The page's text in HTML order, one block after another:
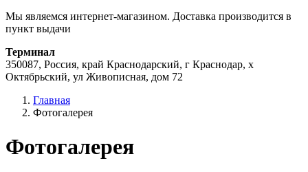
Мы являемся интернет-магазином. Доставка производится в
пункт выдачи
Терминал
350087, Россия, край Краснодарский, г Краснодар, х
Октябрьский, ул Живописная, дом 72
Главная
Фотогалерея
Фотогалерея